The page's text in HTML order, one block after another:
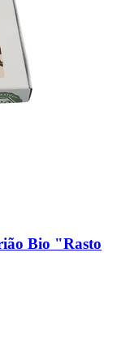
Bio "Rasto